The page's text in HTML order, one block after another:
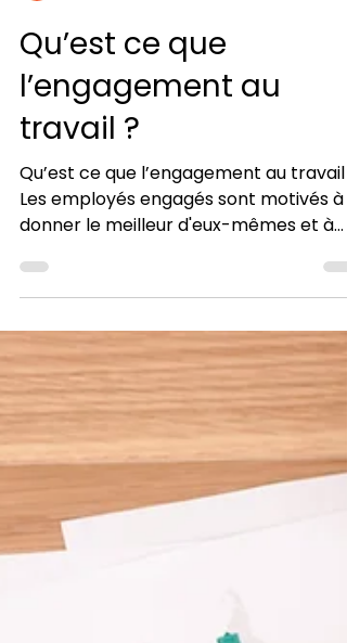
2 min de lecture
Qu’est ce que
l’engagement au
travail ?
Qu’est ce que l’engagement au travail ?
donner le meilleur d'eux-mêmes et à
prendre des initiatives